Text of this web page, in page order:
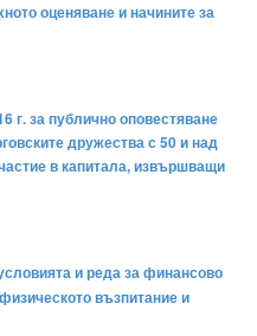
оценяване и начините за
г. за публично оповестяване
дружества с 50 и над
в капитала, извършващи
и реда за финансово
възпитание и